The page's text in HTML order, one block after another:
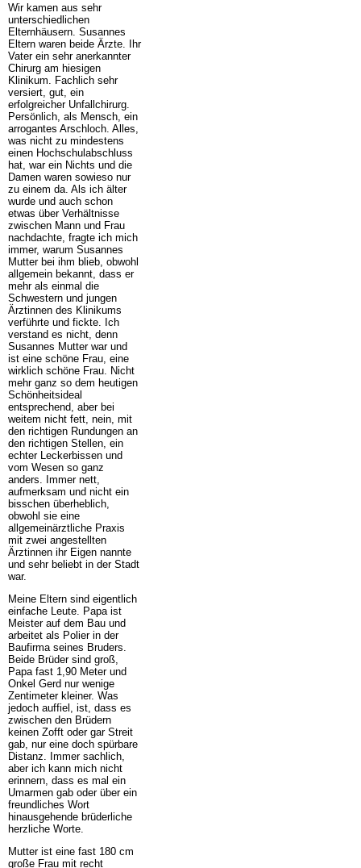
Wir kamen aus sehr
unterschiedlichen
Elternhäusern. Susannes
Eltern waren beide Ärzte. Ihr
Vater ein sehr anerkannter
Chirurg am hiesigen
Klinikum. Fachlich sehr
versiert, gut, ein
erfolgreicher Unfallchirurg.
Persönlich, als Mensch, ein
arrogantes Arschloch. Alles,
was nicht zu mindestens
einen Hochschulabschluss
hat, war ein Nichts und die
Damen waren sowieso nur
zu einem da. Als ich älter
wurde und auch schon
etwas über Verhältnisse
zwischen Mann und Frau
nachdachte, fragte ich mich
immer, warum Susannes
Mutter bei ihm blieb, obwohl
allgemein bekannt, dass er
mehr als einmal die
Schwestern und jungen
Ärztinnen des Klinikums
verführte und fickte. Ich
verstand es nicht, denn
Susannes Mutter war und
ist eine schöne Frau, eine
wirklich schöne Frau. Nicht
mehr ganz so dem heutigen
Schönheitsideal
entsprechend, aber bei
weitem nicht fett, nein, mit
den richtigen Rundungen an
den richtigen Stellen, ein
echter Leckerbissen und
vom Wesen so ganz
anders. Immer nett,
aufmerksam und nicht ein
bisschen überheblich,
obwohl sie eine
allgemeinärztliche Praxis
mit zwei angestellten
Ärztinnen ihr Eigen nannte
und sehr beliebt in der Stadt
war.
Meine Eltern sind eigentlich
einfache Leute. Papa ist
Meister auf dem Bau und
arbeitet als Polier in der
Baufirma seines Bruders.
Beide Brüder sind groß,
Papa fast 1,90 Meter und
Onkel Gerd nur wenige
Zentimeter kleiner. Was
jedoch auffiel, ist, dass es
zwischen den Brüdern
keinen Zofft oder gar Streit
gab, nur eine doch spürbare
Distanz. Immer sachlich,
aber ich kann mich nicht
erinnern, dass es mal ein
Umarmen gab oder über ein
freundliches Wort
hinausgehende brüderliche
herzliche Worte.
Mutter ist eine fast 180 cm
große Frau mit recht